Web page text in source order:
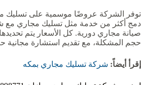
توفر الشركة عروضًا موسمية على تسليك
دمج أكثر من خدمة مثل تسليك مجاري مع
صيانة مجاري دورية. كل الأسعار يتم تحديدها
حجم المشكلة، مع تقديم استشارة مجانية
إقرأ أيضاً: شركة تسليك مجاري بمكه